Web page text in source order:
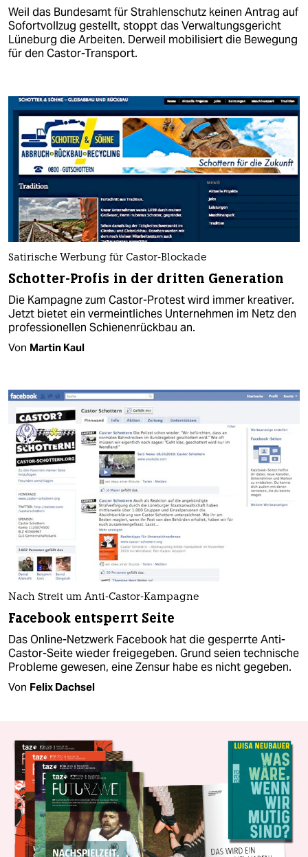
Weil das Bundesamt für Strahlenschutz keinen Antrag auf
Sofortvollzug gestellt, stoppt das Verwaltungsgericht
Lüneburg die Arbeiten. Derweil mobilisiert die Bewegung
für den Castor-Transport.
Satirische Werbung für Castor-Blockade
Schotter-Profis in der dritten Generation
Die Kampagne zum Castor-Protest wird immer kreativer.
Jetzt bietet ein vermeintliches Unternehmen im Netz den
professionellen Schienenrückbau an.
Von Martin Kaul
Nach Streit um Anti-Castor-Kampagne
Facebook entsperrt Seite
Das Online-Netzwerk Facebook hat die gesperrte Anti-
Castor-Seite wieder freigegeben. Grund seien technische
Probleme gewesen, eine Zensur habe es nicht gegeben.
Von Felix Dachsel